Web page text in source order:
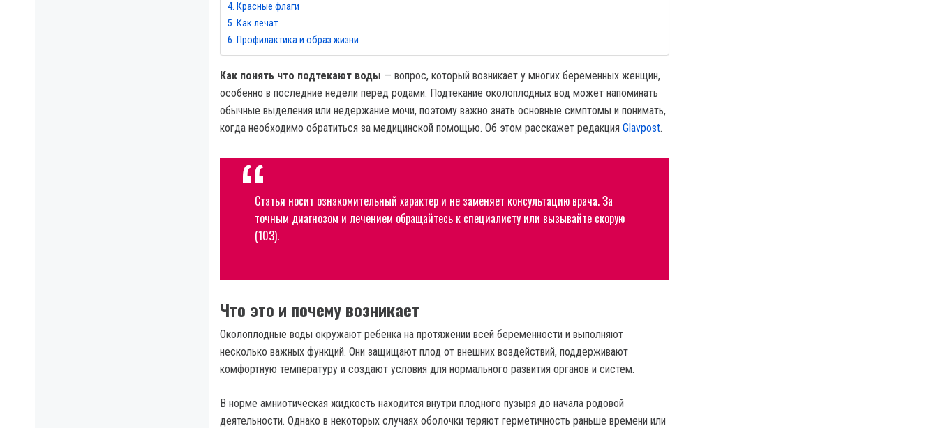
Красные флаги
Как лечат
Профилактика и образ жизни
Как понять что подтекают воды — вопрос, который возникает у многих беременных женщин,
особенно в последние недели перед родами. Подтекание околоплодных вод может напоминать
обычные выделения или недержание мочи, поэтому важно знать основные симптомы и понимать,
когда необходимо обратиться за медицинской помощью. Об этом расскажет редакция Glavpost.
Статья носит ознакомительный характер и не заменяет консультацию врача. За
точным диагнозом и лечением обращайтесь к специалисту или вызывайте скорую
(103).
Что это и почему возникает
Околоплодные воды окружают ребенка на протяжении всей беременности и выполняют
несколько важных функций. Они защищают плод от внешних воздействий, поддерживают
комфортную температуру и создают условия для нормального развития органов и систем.
В норме амниотическая жидкость находится внутри плодного пузыря до начала родовой
деятельности. Однако в некоторых случаях оболочки теряют герметичность раньше времени или